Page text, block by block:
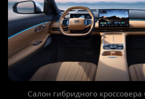
Салон гибридного кроссовера